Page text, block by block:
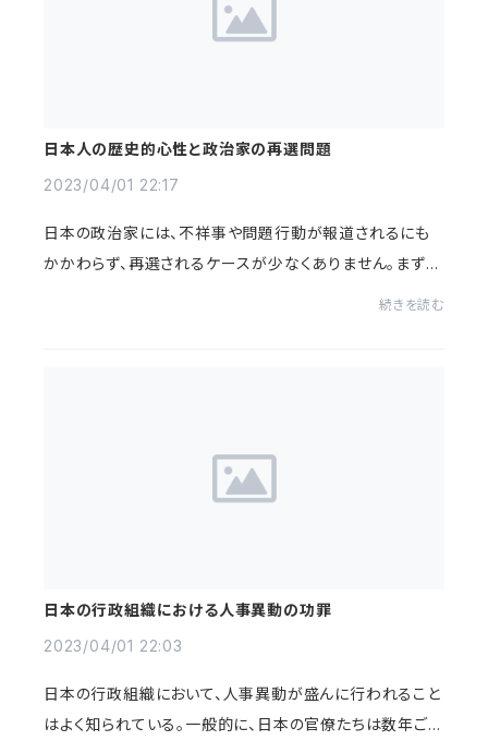
日本人の歴史的心性と政治家の再選問題
2023/04/01 22:17
日本の政治家には、不祥事や問題行動が報道されるにも
かかわらず、再選されるケースが少なくありません。まず、
続きを読む
日本の行政組織における人事異動の功罪
2023/04/01 22:03
日本の行政組織において、人事異動が盛んに行われること
はよく知られている。一般的に、日本の官僚たちは数年ごと